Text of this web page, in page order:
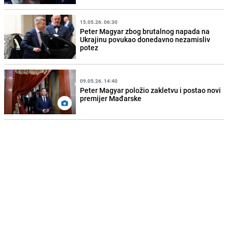
15.05.26. 06:30
Peter Magyar zbog brutalnog napada na
Ukrajinu povukao donedavno nezamisliv
potez
09.05.26. 14:40
Peter Magyar položio zakletvu i postao novi
premijer Mađarske